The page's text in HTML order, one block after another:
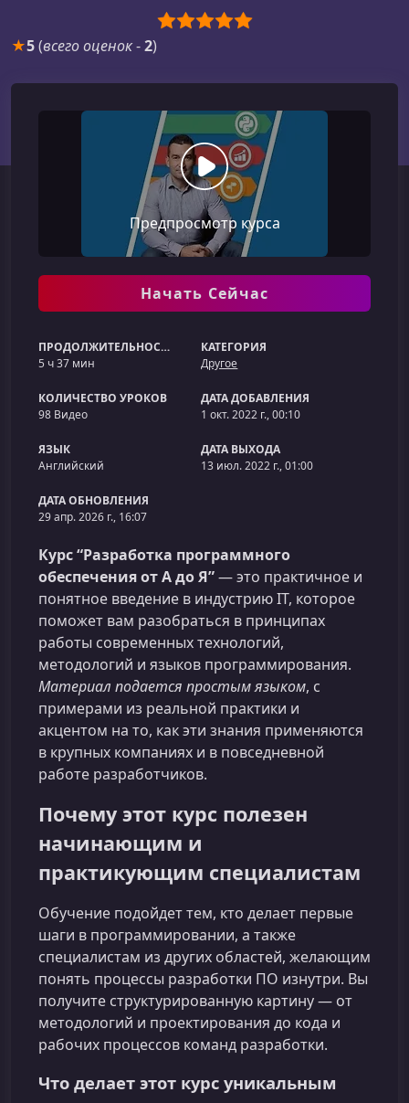
★5(всего оценок-2)
Предпросмотр курса
Начать Сейчас
ПРОДОЛЖИТЕЛЬНОСТЬ
5 ч 37 мин
КАТЕГОРИЯ
Другое
КОЛИЧЕСТВО УРОКОВ
98 Видео
ДАТА ДОБАВЛЕНИЯ
1 окт. 2022 г., 00:10
ЯЗЫК
Английский
ДАТА ВЫХОДА
13 июл. 2022 г., 01:00
ДАТА ОБНОВЛЕНИЯ
29 апр. 2026 г., 16:07
Курс “Разработка программного
обеспечения от А до Я”— это практичное и
понятное введение в индустрию IT, которое
поможет вам разобраться в принципах
работы современных технологий,
методологий и языков программирования.
Материал подается простым языком, с
примерами из реальной практики и
акцентом на то, как эти знания применяются
в крупных компаниях и в повседневной
работе разработчиков.
Почему этот курс полезен
начинающим и
практикующим специалистам
Обучение подойдет тем, кто делает первые
шаги в программировании, а также
специалистам из других областей, желающим
понять процессы разработки ПО изнутри. Вы
получите структурированную картину — от
методологий и проектирования до кода и
рабочих процессов команд разработки.
Что делает этот курс уникальным